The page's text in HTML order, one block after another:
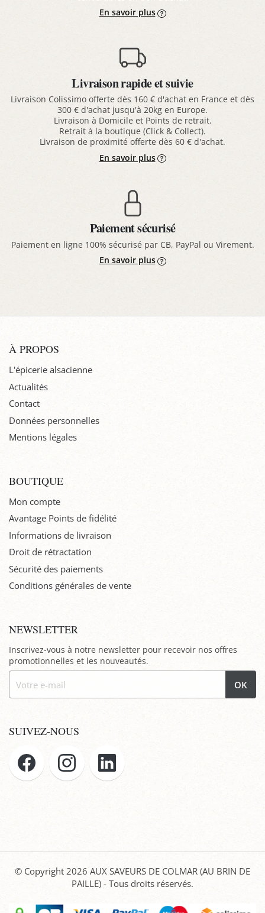
En savoir plus
Livraison rapide et suivie
Livraison Colissimo offerte dès 160 € d'achat en France et dès
300 € d'achat jusqu'à 20kg en Europe.
Livraison à Domicile et Points de retrait.
Retrait à la boutique (Click & Collect).
Livraison de proximité offerte dès 60 € d'achat.
En savoir plus
Paiement sécurisé
Paiement en ligne 100% sécurisé par CB, PayPal ou Virement.
En savoir plus
À PROPOS
L'épicerie alsacienne
Actualités
Contact
Données personnelles
Mentions légales
BOUTIQUE
Mon compte
Avantage Points de fidélité
Informations de livraison
Droit de rétractation
Sécurité des paiements
Conditions générales de vente
NEWSLETTER
Inscrivez-vous à notre newsletter pour recevoir nos offres
promotionnelles et les nouveautés.
OK
SUIVEZ-NOUS
© Copyright 2026 AUX SAVEURS DE COLMAR (AU BRIN DE
PAILLE) - Tous droits réservés.